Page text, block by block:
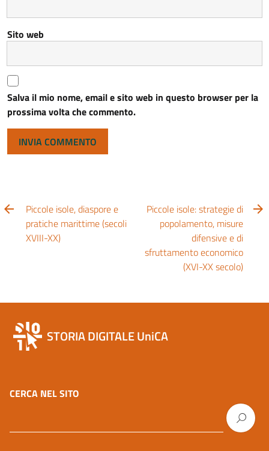
Sito web
Salva il mio nome, email e sito web in questo browser per la
prossima volta che commento.
Piccole isole, diaspore e
pratiche marittime (secoli
XVIII-XX)
Piccole isole: strategie di
popolamento, misure
difensive e di
sfruttamento economico
(XVI-XX secolo)
STORIA DIGITALE UniCA
CERCA NEL SITO